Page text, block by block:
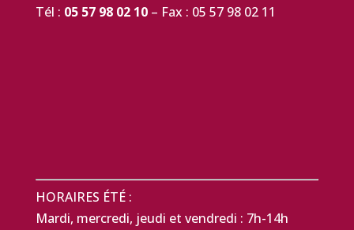
Tél : 05 57 98 02 10– Fax : 05 57 98 02 11
HORAIRES ÉTÉ :
Mardi, mercredi, jeudi et vendredi : 7h-14h